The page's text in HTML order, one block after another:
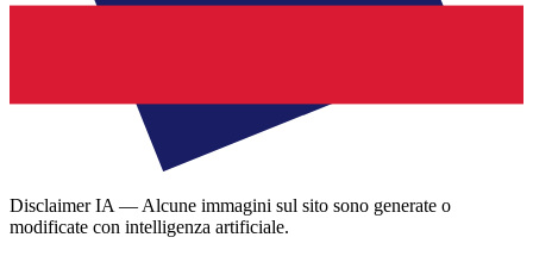
Disclaimer IA — Alcune immagini sul sito sono generate o
modificate con intelligenza artificiale.